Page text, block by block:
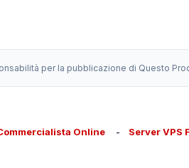
per la pubblicazione di Questo
Online - Server VPS